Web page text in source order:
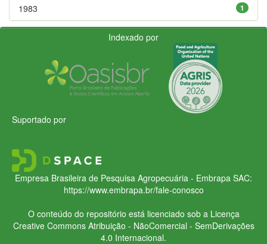
1
1983
Indexado por
Suportado por
Empresa Brasileira de Pesquisa Agropecuária - Embrapa SAC:
https://www.embrapa.br/fale-conosco
O conteúdo do repositório está licenciado sob a Licença
Creative CommonsAtribuição - NãoComercial - SemDerivações
4.0 Internacional.